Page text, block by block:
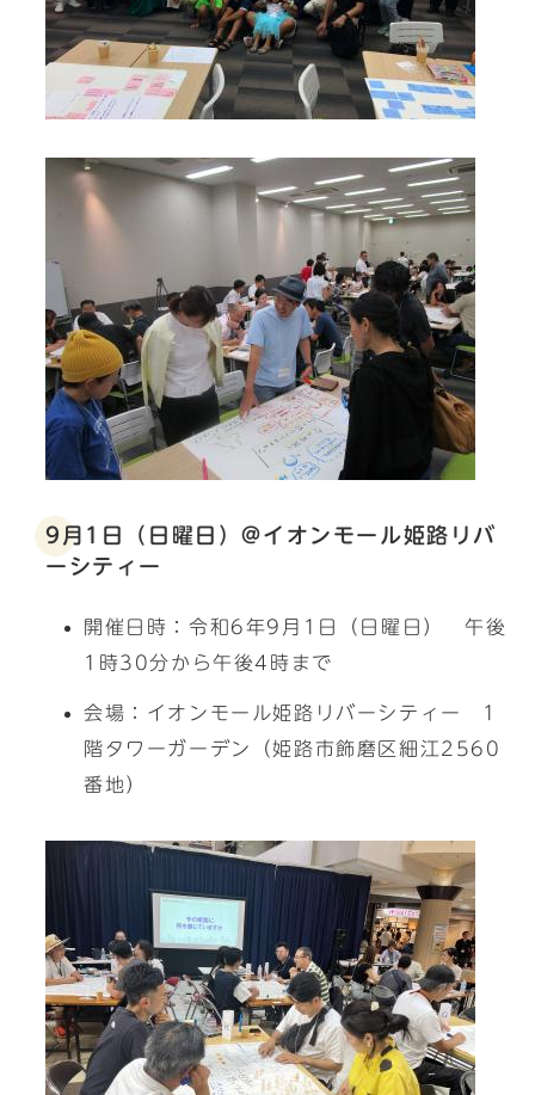
9月1日（日曜日）@イオンモール姫路リバ
ーシティー
開催日時：令和6年9月1日（日曜日） 午後
1時30分から午後4時まで
会場：イオンモール姫路リバーシティー 1
階タワーガーデン（姫路市飾磨区細江2560
番地）